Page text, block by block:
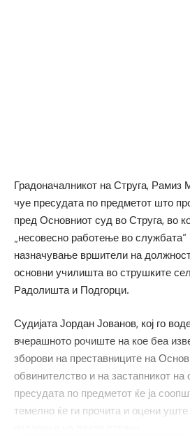
Градоначалникот на Струга, Рамиз
чуе пресудата по предметот што
пред Основниот суд во Струга, во
„несовесно работење во службата“
назначување вршители на
основни училишта во струшките
Радолишта и Подгорци.
Судијата Јордан Јованов, кој го
вчерашното рочиште на кое беа
зборови на преставниците на
обвинителство и на застапникот на
пресудата по предметот ќе ја
темелно ќе ги прочита и оцени